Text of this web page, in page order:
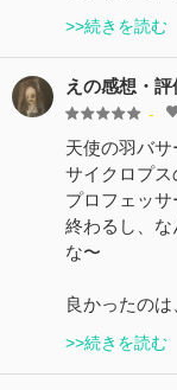
>>続きを読む
えの感想・評
-
天使の羽バ
サイクロプ
プロフェッ
終わるし、
な〜
良かったの
>>続きを読む